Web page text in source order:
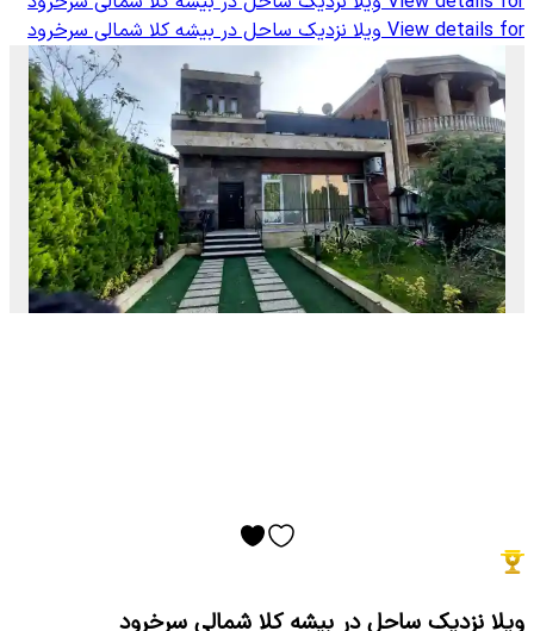
View details for ویلا نزدیک ساحل در بیشه کلا شمالی سرخرود
ویلا نزدیک ساحل در بیشه کلا شمالی سرخرود